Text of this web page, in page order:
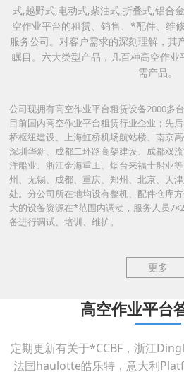
式,越野式,电动式,柴油式,折叠式,铝合
空作业平台的租赁、销售、*配件、维
服务公司。对客户需求的深刻理解，其
瞩目。六大类型产品，几百种高空作
需产品。
公司现拥有高空作业平台租赁设备2000多
目前国内高空作业平台租赁行业企业；先
桥枢纽建设、上海虹桥机场航站楼、南京
深圳华新、成都二环路高架建设、成都双
洋船业、浙江金海重工、烟台来福士船业
州、无锡、成都、重庆、郑州、北京、天
处。分公司所在地均设有整机、配件仓库
大的设备资源在*范围内调动，服务人员
备进行调试、培训、维护。
更多
高空作业平台
定期更新有关于*CCBF，浙江
法国haulotte皓乐特，意大利